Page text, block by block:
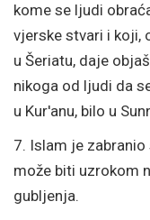
kome se ljudi
vjerske stvari i koji,
u Šeriatu, daje
nikoga od ljudi da
u Kur'anu, bilo u
7. Islam je
može biti uzrokom
gubljenja.